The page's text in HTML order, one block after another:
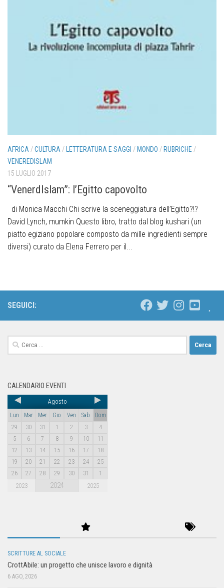
AFRICA /CULTURA / LETTERATURA E SAGGI / MONDO / RUBRICHE /
VENEREDISLAM
15 LUGLIO 2017
“VenerdIslam”: l’Egitto capovolto
di Monica Macchi Chi scrive la sceneggiatura dell’Egitto?!?
David Lynch, mumkin Questo libro, tratto dal blog kushari (un
piatto egiziano popolare composto da mille ingredienti sempre
diversi) curato da Elena Ferrero per il...
SEGUICI:
CALENDARIO EVENTI
Agosto
Lun Mar Mer Gio Ven Sab
Dom
29
30 31 1 2 3
4
5
6 7 8 9 10
11
12
13 14 15 16 17
18
19
20 21 22 23 24
25
26
27 28 29 30 31 1
2023 2024 2025
SCRITTURE AL SOCIALE
CrottAbile: un progetto che unisce lavoro e dignità
6 AGO, 2026